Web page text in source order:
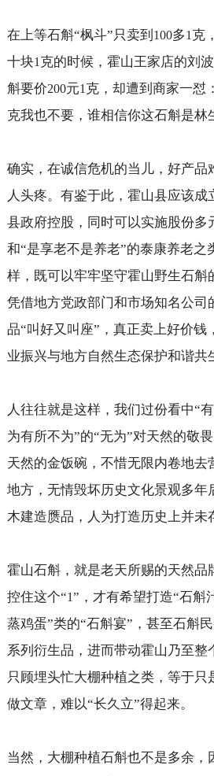
在上等石斛“枫斗”只卖到 100多1克
十块1克的时候，霍山王家店的刘
斛要价200元1克，却遭到商家一怼
克我也不要，谁相信你这石斛是林
确实，在诚信危机的当儿，好产品
人头疼。有鉴于此，霍山县应该成
县政府控股，同时可以实施股份多
和“是享老不是养老”的泰康养老之
样，既可以牢牢坚守霍山野生石斛
凭借地方党政部门和市场知名公司
品“叫好又叫座”，真正卖上好价钱
业振兴与地方自然生态保护和谐共
人往往就是这样，我们过份看中“
为有所不为”的“无为”对天然的敬
天然的金饭碗，不惜无限内卷地去
地方，无情毁坏历史文化景观多年
木建造赝品，人为打造历史上并未
霍山石斛，就是老天所赐的天然品
控住这个“1”，才有希望打造“石斛
蒸鸡蛋”类的“石斛宴”，甚至石斛
系列衍生品，进而带动霍山乃至整
只顾埋头忙大棚种植之类，等于只
做文章，难以“长久立”得起来。
当然，大棚种植石斛也不是多余，